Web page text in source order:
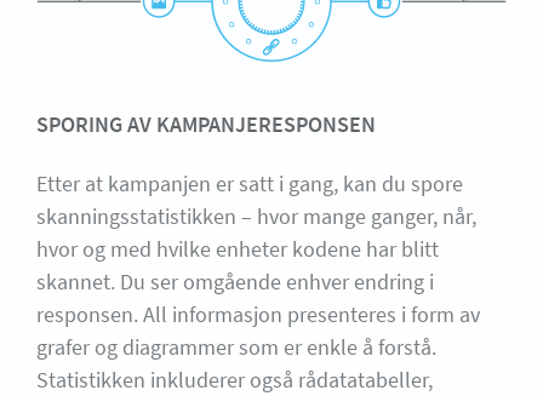
SPORING AV KAMPANJERESPONSEN
Etter at kampanjen er satt i gang, kan du spore
skanningsstatistikken – hvor mange ganger, når,
hvor og med hvilke enheter kodene har blitt
skannet. Du ser omgående enhver endring i
responsen. All informasjon presenteres i form av
grafer og diagrammer som er enkle å forstå.
Statistikken inkluderer også rådatatabeller,